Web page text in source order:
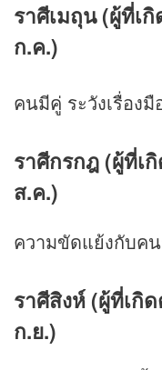
ราศีเมถุน (ผู้ที่เ
ก.ค.)
คนมีคู่ ระวังเรื่องมื
ราศีกรกฎ (ผู้ที่เ
ส.ค.)
ความขัดแย้งกับค
ราศีสิงห์ (ผู้ที่เกิ
ก.ย.)